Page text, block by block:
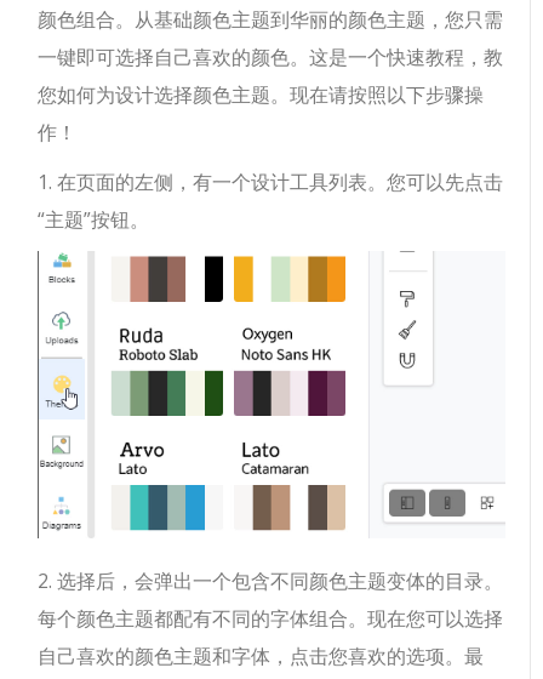
颜色组合。从基础颜色主题到华丽的颜色主题，您只需
一键即可选择自己喜欢的颜色。这是一个快速教程，教
您如何为设计选择颜色主题。现在请按照以下步骤操
作！
1. 在页面的左侧，有一个设计工具列表。您可以先点击
“主题”按钮。
2. 选择后，会弹出一个包含不同颜色主题变体的目录。
每个颜色主题都配有不同的字体组合。现在您可以选择
自己喜欢的颜色主题和字体，点击您喜欢的选项。最